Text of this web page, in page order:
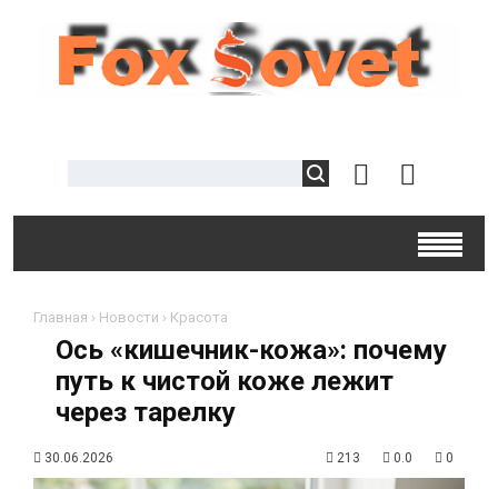
Главная › Новости › Красота
Ось «кишечник-кожа»: почему
путь к чистой коже лежит
через тарелку
30.06.2026 213 0.0 0